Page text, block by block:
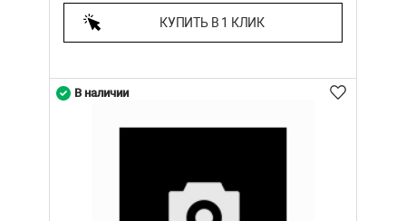
КУПИТЬ В 1 КЛИК
В наличии